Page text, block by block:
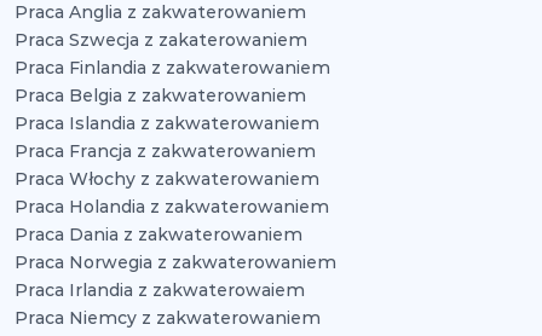
Praca Anglia z zakwaterowaniem
Praca Szwecja z zakaterowaniem
Praca Finlandia z zakwaterowaniem
Praca Belgia z zakwaterowaniem
Praca Islandia z zakwaterowaniem
Praca Francja z zakwaterowaniem
Praca Włochy z zakwaterowaniem
Praca Holandia z zakwaterowaniem
Praca Dania z zakwaterowaniem
Praca Norwegia z zakwaterowaniem
Praca Irlandia z zakwaterowaiem
Praca Niemcy z zakwaterowaniem